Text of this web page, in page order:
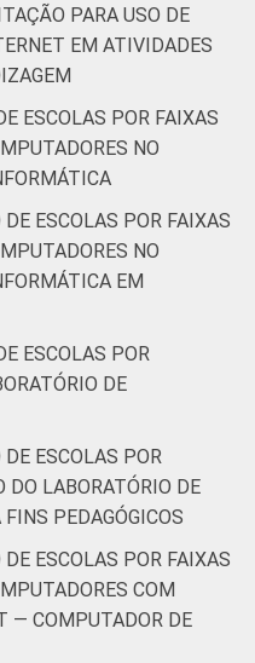
PARA USO DE
EM ATIVIDADES
ESCOLAS POR FAIXAS
NO
ESCOLAS POR FAIXAS
NO
EM
ESCOLAS POR
DE
ESCOLAS POR
DO LABORATÓRIO DE
PEDAGÓGICOS
ESCOLAS POR FAIXAS
COM
— COMPUTADOR DE